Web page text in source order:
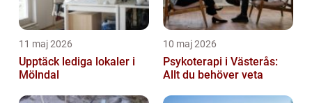
11 maj 2026
Upptäck lediga lokaler i
Mölndal
10 maj 2026
Psykoterapi i Västerås:
Allt du behöver veta